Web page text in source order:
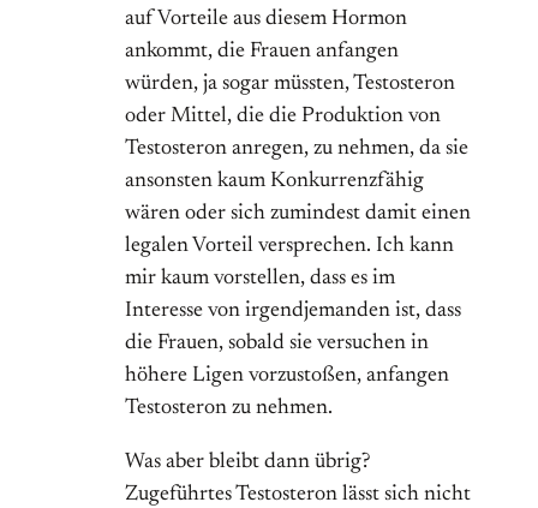
auf Vorteile aus diesem Hormon
ankommt, die Frauen anfangen
würden, ja sogar müssten, Testosteron
oder Mittel, die die Produktion von
Testosteron anregen, zu nehmen, da sie
ansonsten kaum Konkurrenzfähig
wären oder sich zumindest damit einen
legalen Vorteil versprechen. Ich kann
mir kaum vorstellen, dass es im
Interesse von irgendjemanden ist, dass
die Frauen, sobald sie versuchen in
höhere Ligen vorzustoßen, anfangen
Testosteron zu nehmen.
Was aber bleibt dann übrig?
Zugeführtes Testosteron lässt sich nicht